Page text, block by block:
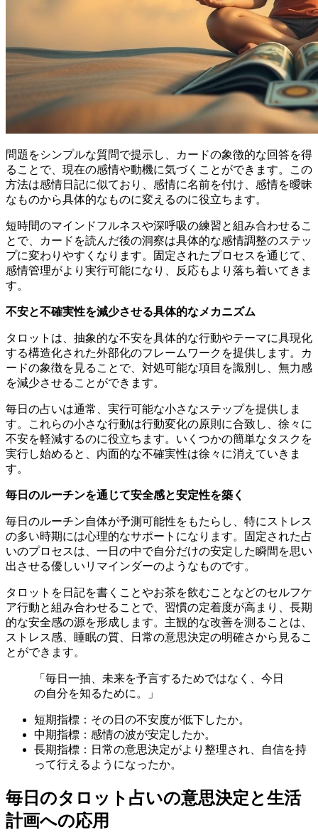
問題をシンプルな質問で提示し、カードの象徴的な回答を得
ることで、現在の感情や動機に気づくことができます。この
方法は感情日記に似ており、感情に名前を付け、感情を曖昧
なものから具体的なものに変えるのに役立ちます。
短時間のマインドフルネスや深呼吸の練習と組み合わせるこ
とで、カードを読んだ後の洞察は具体的な感情調整のステッ
プに変わりやすくなります。固定されたプロセスを通じて、
感情管理がより実行可能になり、反応もより落ち着いてきま
す。
不安と不確実性を減少させる具体的なメカニズム
タロットは、抽象的な不安を具体的な行動やテーマに具現化
する構造化された外部化のフレームワークを提供します。カ
ードの象徴を見ることで、対処可能な項目を識別し、無力感
を減少させることができます。
毎日の占いは通常、実行可能な小さなステップを提供しま
す。これらの小さな行動は行動変化の原則に合致し、徐々に
不安を軽減するのに役立ちます。いくつかの簡単なタスクを
実行し始めると、内面的な不確実性は徐々に消えていきま
す。
毎日のルーチンを通じて安全感と安定性を築く
毎日のルーチン自体が予測可能性をもたらし、特にストレス
の多い時期には心理的なサポートになります。固定された占
いのプロセスは、一日の中で自分だけの安定した瞬間を思い
出させる優しいリマインダーのようなものです。
タロットを日記を書くことやお茶を飲むことなどのセルフケ
ア行動と組み合わせることで、習慣の定着度が高まり、長期
的な安全感の源を形成します。主観的な改善を測ることは、
ストレス感、睡眠の質、日常の意思決定の明確さから見るこ
とができます。
「毎日一抽、未来を予言するためではなく、今日
の自分を知るために。」
短期指標：その日の不安度が低下したか。
中期指標：感情の波が安定したか。
長期指標：日常の意思決定がより整理され、自信を持
って行えるようになったか。
毎日のタロット占いの意思決定と生活
計画への応用